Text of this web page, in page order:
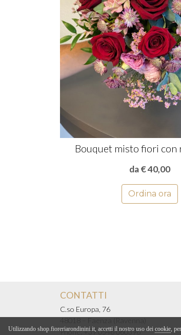
Bouquet misto fiori con
da € 40,00
Ordina ora
CONTATTI
C.so Europa, 76
Phone:+39 0546 060396
Utilizzando shop.fioreriarondinini.it, accetti il nostro uso dei cookie,